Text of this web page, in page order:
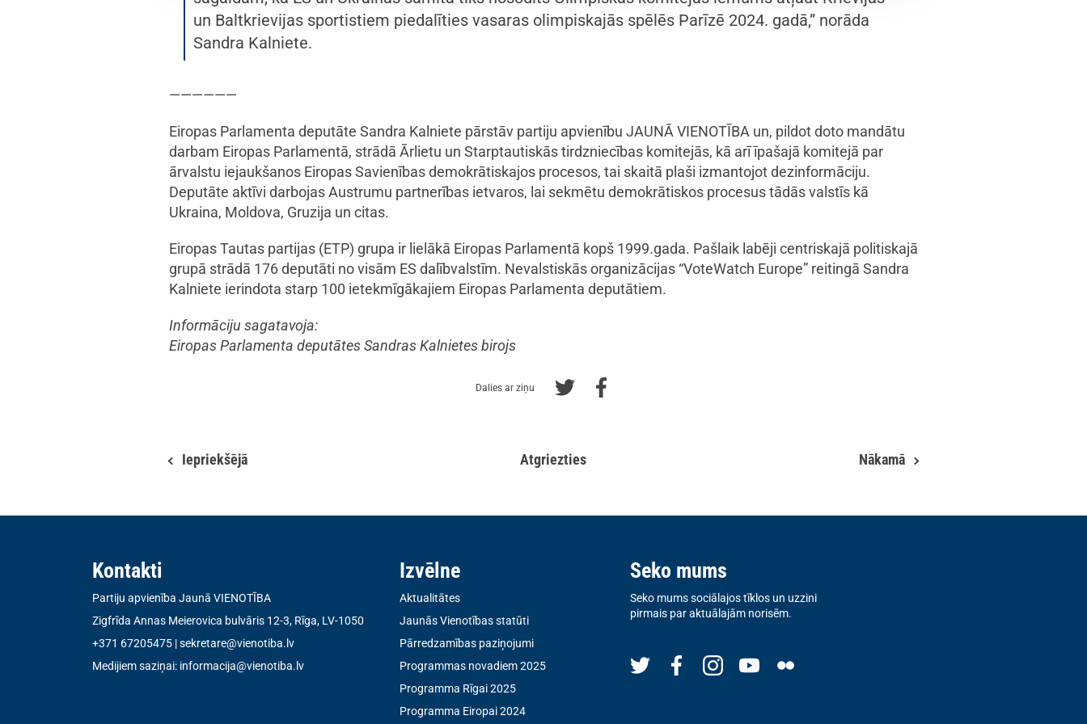
un Baltkrievijas sportistiem piedalīties vasaras olimpiskajās spēlēs Parīzē 2024. gadā,” norāda
Sandra Kalniete.
——————
Eiropas Parlamenta deputāte Sandra Kalniete pārstāv partiju apvienību JAUNĀ VIENOTĪBA un, pildot doto mandātu
darbam Eiropas Parlamentā, strādā Ārlietu un Starptautiskās tirdzniecības komitejās, kā arī īpašajā komitejā par
ārvalstu iejaukšanos Eiropas Savienības demokrātiskajos procesos, tai skaitā plaši izmantojot dezinformāciju.
Deputāte aktīvi darbojas Austrumu partnerības ietvaros, lai sekmētu demokrātiskos procesus tādās valstīs kā
Ukraina, Moldova, Gruzija un citas.
Eiropas Tautas partijas (ETP) grupa ir lielākā Eiropas Parlamentā kopš 1999.gada. Pašlaik labēji centriskajā politiskajā
grupā strādā 176 deputāti no visām ES dalībvalstīm. Nevalstiskās organizācijas “VoteWatch Europe” reitingā Sandra
Kalniete ierindota starp 100 ietekmīgākajiem Eiropas Parlamenta deputātiem.
Informāciju sagatavoja:
Eiropas Parlamenta deputātes Sandras Kalnietes birojs
Dalies ar ziņu
Iepriekšējā Atgriezties Nākamā
Kontakti
Partiju apvienība Jaunā VIENOTĪBA
Zigfrīda Annas Meierovica bulvāris 12-3, Rīga, LV-1050
+371 67205475 |sekretare@vienotiba.lv
Medijiem saziņai: informacija@vienotiba.lv
Izvēlne
Aktualitātes
Jaunās Vienotības statūti
Pārredzamības paziņojumi
Programmas novadiem 2025
Programma Rīgai 2025
Programma Eiropai 2024
Seko mums
Seko mums sociālajos tīklos un uzzini
pirmais par aktuālajām norisēm.